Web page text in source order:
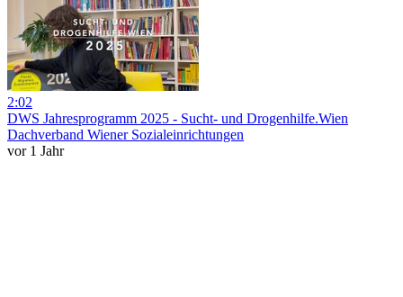
2:02
DWS Jahresprogramm 2025 - Sucht- und Drogenhilfe.Wien
Dachverband Wiener Sozialeinrichtungen
vor 1 Jahr